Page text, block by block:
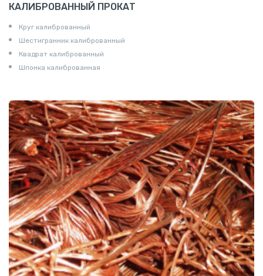
КАЛИБРОВАННЫЙ ПРОКАТ
Круг калиброванный
Шестигранник калиброванный
Квадрат калиброванный
Шпонка калиброванная